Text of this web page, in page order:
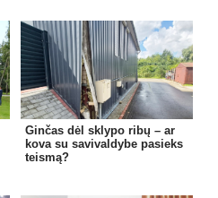
Ginčas dėl sklypo ribų – ar
kova su savivaldybe pasieks
teismą?